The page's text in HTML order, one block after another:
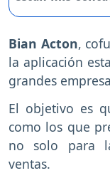
Bian Acton,
la aplicación
grandes
El objetivo es
como los que
no solo para
ventas.